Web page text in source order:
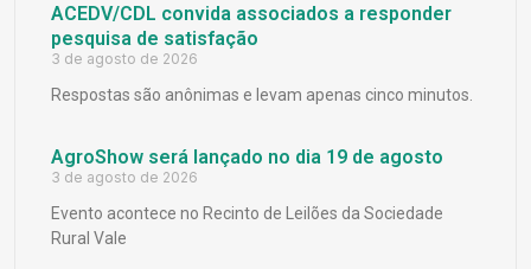
ACEDV/CDL convida associados a responder
pesquisa de satisfação
3 de agosto de 2026
Respostas são anônimas e levam apenas cinco minutos.
AgroShow será lançado no dia 19 de agosto
3 de agosto de 2026
Evento acontece no Recinto de Leilões da Sociedade
Rural Vale